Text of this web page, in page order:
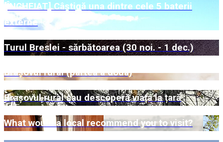
[ÎNCHEIAT] Câștigă una dintre cele 5 baterii
externe
Turul Breslei - sărbătoarea (30 noi. - 1 dec.)
Brașovul rural (partea a doua)
Brașovul rural sau descoperă viața la țară
What would a local recommend you to visit?